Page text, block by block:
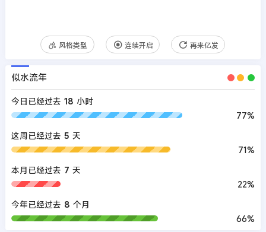
风格类型 连续开启 再来亿发
似水流年
今日已经过去 18 小时
77%
这周已经过去 5 天
71%
本月已经过去 7 天
22%
今年已经过去 8 个月
66%